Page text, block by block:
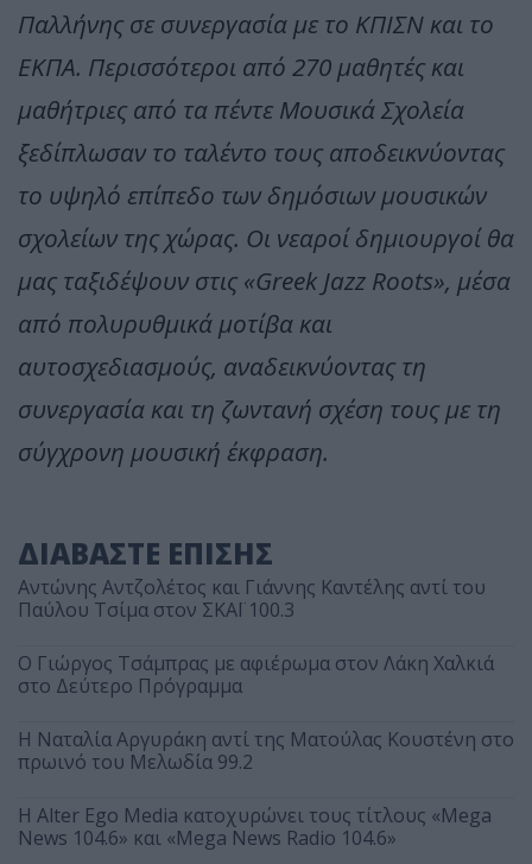
Παλλήνης σε συνεργασία με το ΚΠΙΣΝ και το
ΕΚΠΑ. Περισσότεροι από 270 μαθητές και
μαθήτριες από τα πέντε Μουσικά Σχολεία
ξεδίπλωσαν το ταλέντο τους αποδεικνύοντας
το υψηλό επίπεδο των δημόσιων μουσικών
σχολείων της χώρας. Οι νεαροί δημιουργοί θα
μας ταξιδέψουν στις «Greek Jazz Roots», μέσα
από πολυρυθμικά μοτίβα και
αυτοσχεδιασμούς, αναδεικνύοντας τη
συνεργασία και τη ζωντανή σχέση τους με τη
σύγχρονη μουσική έκφραση.
ΔΙΑΒΑΣΤΕ ΕΠΙΣΗΣ
Αντώνης Αντζολέτος και Γιάννης Καντέλης αντί του
Παύλου Τσίμα στον ΣΚΑΪ 100.3
O Γιώργος Τσάμπρας με αφιέρωμα στον Λάκη Χαλκιά
στο Δεύτερο Πρόγραμμα
Η Ναταλία Αργυράκη αντί της Ματούλας Κουστένη στο
πρωινό του Μελωδία 99.2
Η Alter Ego Media κατοχυρώνει τους τίτλους «Mega
News 104.6» και «Mega News Radio 104.6»